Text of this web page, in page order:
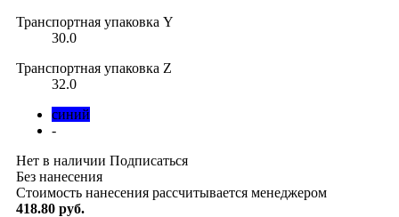
Транспортная упаковка Y
30.0
Транспортная упаковка Z
32.0
синий
-
Нет в наличии Подписаться
Без нанесения
Стоимость нанесения рассчитывается менеджером
418.80 руб.